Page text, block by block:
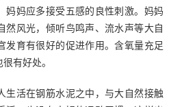
妈妈应多接受五感的良性刺激。妈妈
然风光，倾听鸟鸣声、流水声等大自
发育有很好的促进作用。含氧量充足
有好处。
生活在钢筋水泥之中，与大自然接触